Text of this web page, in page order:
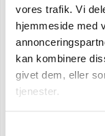
vores trafik. Vi
hjemmeside med
kan kombinere
givet dem, eller
tjenester.